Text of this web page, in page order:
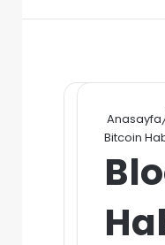
Anasayfa
Bitcoin